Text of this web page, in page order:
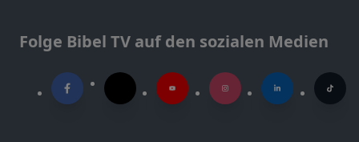
Folge Bibel TV auf den sozialen Medien